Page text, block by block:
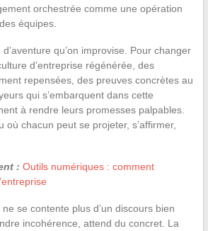
orchestrée comme une opération
équipes.
qu’on improvise. Pour changer
d’entreprise régénérée, des
repensées, des preuves concrètes au
qui s’embarquent dans cette
à rendre leurs promesses palpables.
où chacun peut se projeter, s’affirmer,
: Outils numériques : comment
se contente plus d’un discours bien
incohérence, attend du concret. La